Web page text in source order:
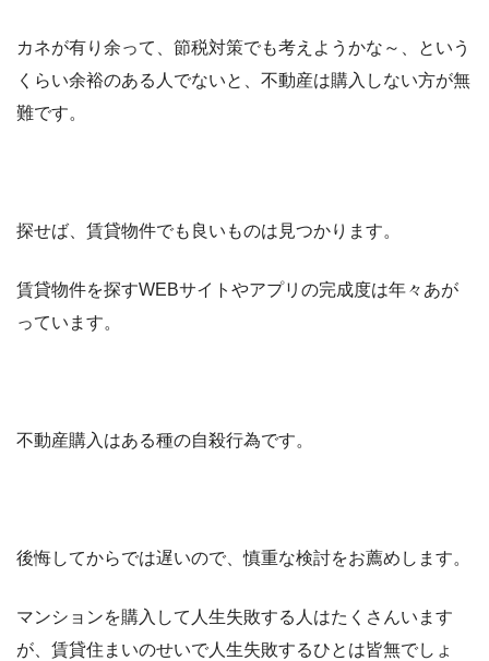
カネが有り余って、節税対策でも考えようかな～、という
くらい余裕のある人でないと、不動産は購入しない方が無
難です。
探せば、賃貸物件でも良いものは見つかります。
賃貸物件を探すWEBサイトやアプリの完成度は年々あが
っています。
不動産購入はある種の自殺行為です。
後悔してからでは遅いので、慎重な検討をお薦めします。
マンションを購入して人生失敗する人はたくさんいます
が、賃貸住まいのせいで人生失敗するひとは皆無でしょ